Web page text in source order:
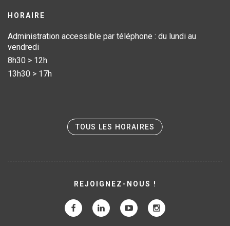
HORAIRE
Administration accessible par téléphone : du lundi au
vendredi
8h30 > 12h
13h30 > 17h
TOUS LES HORAIRES
REJOIGNEZ-NOUS !